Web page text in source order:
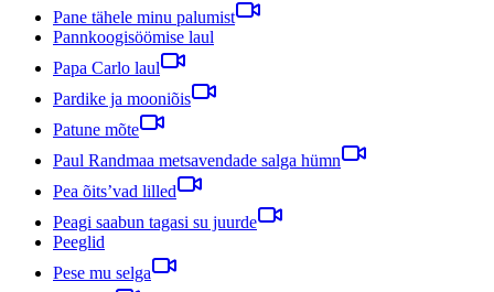
Pane tähele minu palumist
Pannkoogisöömise laul
Papa Carlo laul
Pardike ja mooniõis
Patune mõte
Paul Randmaa metsavendade salga hümn
Pea õits’vad lilled
Peagi saabun tagasi su juurde
Peeglid
Pese mu selga